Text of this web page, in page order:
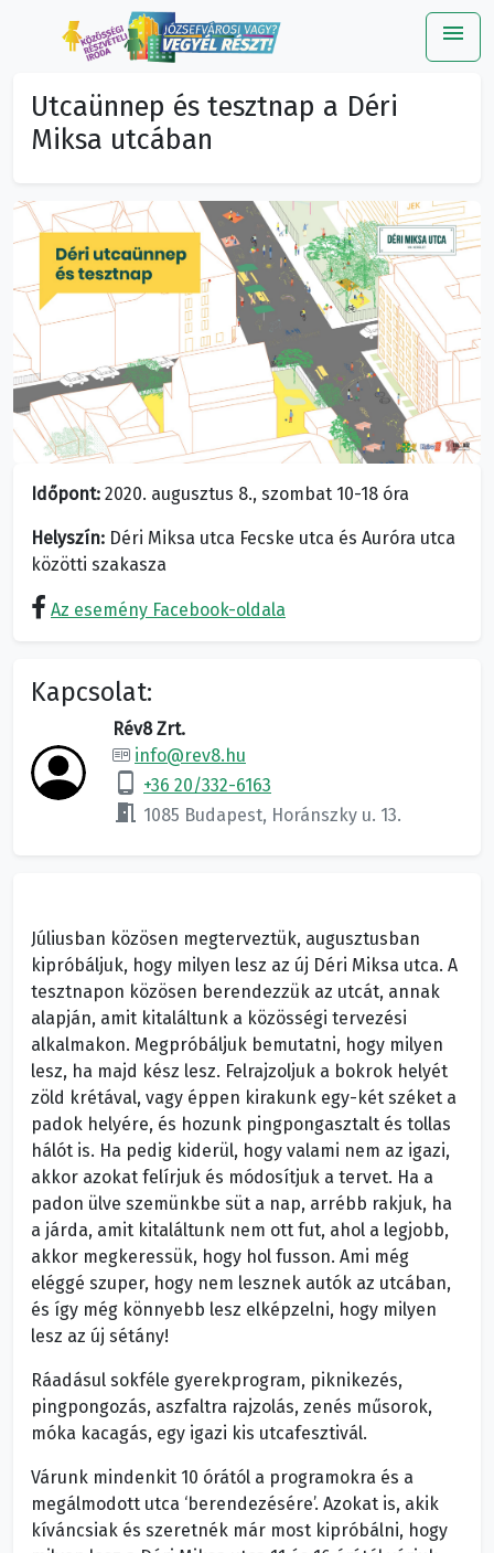
menu
Utcaünnep és tesztnap a Déri
Miksa utcában
Időpont: 2020. augusztus 8., szombat 10-18 óra
Helyszín: Déri Miksa utca Fecske utca és Auróra utca
közötti szakasza
Az esemény Facebook-oldala
Kapcsolat:
Rév8 Zrt.
info@rev8.hu
phone_android +36 20/332-6163
meeting_room 1085 Budapest, Horánszky u. 13.
Júliusban közösen megterveztük, augusztusban
kipróbáljuk, hogy milyen lesz az új Déri Miksa utca. A
tesztnapon közösen berendezzük az utcát, annak
alapján, amit kitaláltunk a közösségi tervezési
alkalmakon. Megpróbáljuk bemutatni, hogy milyen
lesz, ha majd kész lesz. Felrajzoljuk a bokrok helyét
zöld krétával, vagy éppen kirakunk egy-két széket a
padok helyére, és hozunk pingpongasztalt és tollas
hálót is. Ha pedig kiderül, hogy valami nem az igazi,
akkor azokat felírjuk és módosítjuk a tervet. Ha a
padon ülve szemünkbe süt a nap, arrébb rakjuk, ha
a járda, amit kitaláltunk nem ott fut, ahol a legjobb,
akkor megkeressük, hogy hol fusson. Ami még
eléggé szuper, hogy nem lesznek autók az utcában,
és így még könnyebb lesz elképzelni, hogy milyen
lesz az új sétány!
Ráadásul sokféle gyerekprogram, piknikezés,
pingpongozás, aszfaltra rajzolás, zenés műsorok,
móka kacagás, egy igazi kis utcafesztivál.
Várunk mindenkit 10 órától a programokra és a
megálmodott utca ‘berendezésére’. Azokat is, akik
kíváncsiak és szeretnék már most kipróbálni, hogy